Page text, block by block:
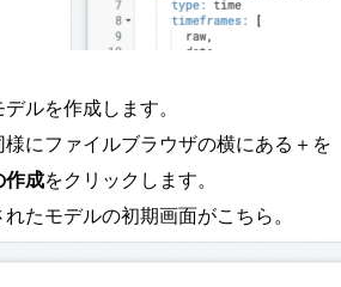
ルを作成します。
にファイルブラウザの横にある＋を
作成をクリックします。
たモデルの初期画面がこちら。